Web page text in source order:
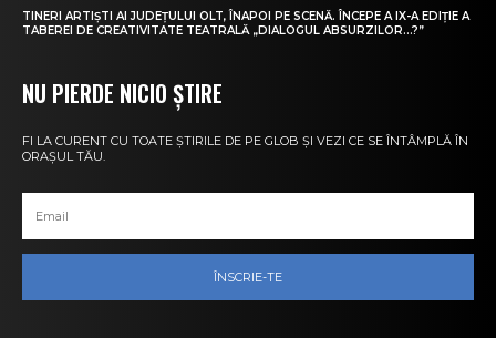
TINERI ARTIȘTI AI JUDEȚULUI OLT, ÎNAPOI PE SCENĂ. ÎNCEPE A IX-A EDIȚIE A
TABEREI DE CREATIVITATE TEATRALĂ „DIALOGUL ABSURZILOR…?”
NU PIERDE NICIO ȘTIRE
FI LA CURENT CU TOATE ȘTIRILE DE PE GLOB ȘI VEZI CE SE ÎNTÂMPLĂ ÎN
ORAȘUL TĂU.
ÎNSCRIE-TE